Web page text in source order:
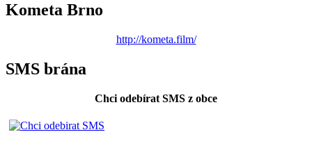
Kometa Brno
http://kometa.film/
SMS brána
Chci odebírat SMS z obce